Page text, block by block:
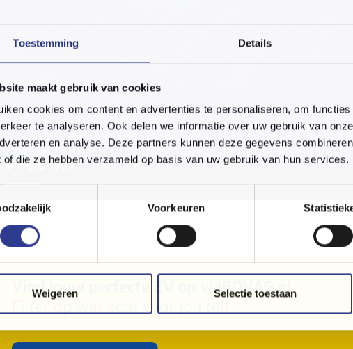
Toestemming Details
maakt gebruik van cookies
cookies om content en advertenties te personaliseren, om
te analyseren. Ook delen we informatie over uw gebruik van
en analyse. Deze partners kunnen deze gegevens
of die ze hebben verzameld op basis van uw gebruik van hun services.
Voorkeuren
Weigeren Selectie toestaan